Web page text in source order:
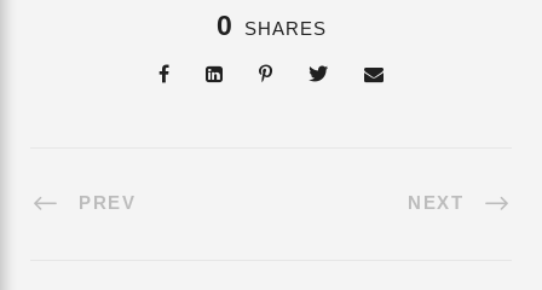
0 SHARES
PREV NEXT